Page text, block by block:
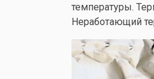
температуры.
Неработающий